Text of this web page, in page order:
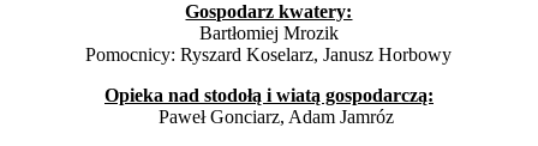
Gospodarz kwatery:
Bartłomiej Mrozik
Pomocnicy: Ryszard Koselarz, Janusz Horbowy
Opieka nad stodołą i wiatą gospodarczą:
Paweł Gonciarz, Adam Jamróz